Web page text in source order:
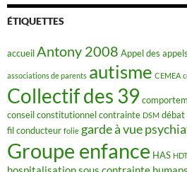
b
o
o
ÉTIQUETTES
accueilAntony 2008 Appel des appels
associations de parents autisme CEMEA
Collectif des 39
conseil constitutionnelcontrainte DSM débat
fil conducteur folie garde à vue
Groupe enfance HAS HDT